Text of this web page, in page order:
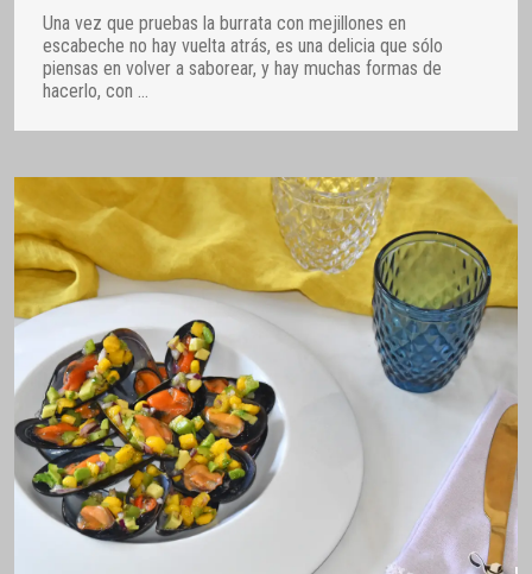
Una vez que pruebas la burrata con mejillones en
escabeche no hay vuelta atrás, es una delicia que sólo
piensas en volver a saborear, y hay muchas formas de
hacerlo, con …